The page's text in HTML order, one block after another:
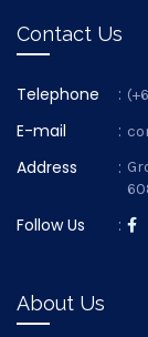
Contact Us
Telephone :
E-mail :
Address :
Follow Us :
About Us